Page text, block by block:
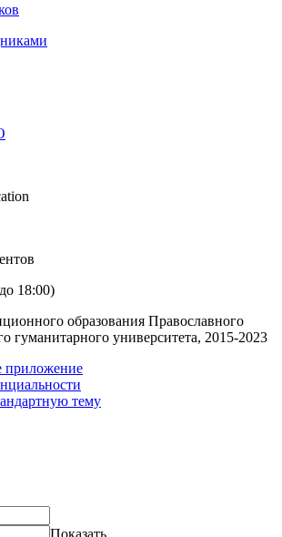
18:00)
образования Православного
гуманитарного университета, 2015-2023
приложение
тему
Показать